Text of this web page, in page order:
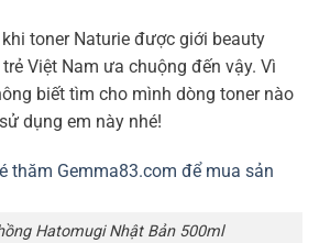
toner Naturie được giới beauty
Việt Nam ưa chuộng đến vậy. Vì
biết tìm cho mình dòng toner nào
dụng em này nhé!
Hatomugi Nhật Bản 500ml